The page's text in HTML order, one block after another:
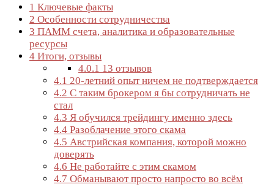
1 Ключевые факты
2 Особенности сотрудничества
3 ПАММ счета, аналитика и образовательные
ресурсы
4 Итоги, отзывы
4.0.1 13 отзывов
4.1 20-летний опыт ничем не подтверждается
4.2 С таким брокером я бы сотрудничать не
стал
4.3 Я обучился трейдингу именно здесь
4.4 Разоблачение этого скама
4.5 Австрийская компания, которой можно
доверять
4.6 Не работайте с этим скамом
4.7 Обманывают просто напросто во всём